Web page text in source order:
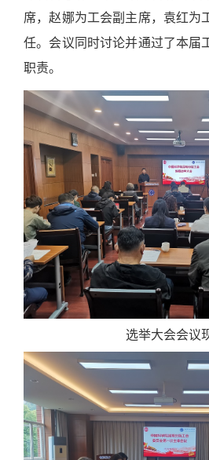
席，赵娜为工会副主席，袁红为
任。会议同时讨论并通过了本届
职责。
选举大会会议